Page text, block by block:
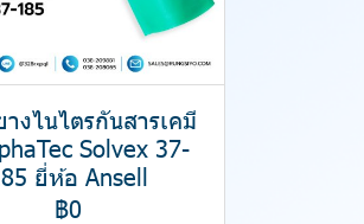
งไนไตรกันสารเคมี
Solvex 37-
ยี่ห้อ Ansell
฿0